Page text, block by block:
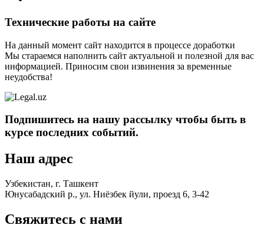
Технические работы на сайте
На данный момент сайт находится в процессе доработки
Мы стараемся наполнить сайт актуальной и полезной для вас
информацией. Приносим свои извинения за временные
неудобства!
Подпишитесь на нашу рассылку чтобы быть в
курсе последних событий.
Наш адрес
Узбекистан, г. Ташкент
Юнусабадский р., ул. Ниёзбек йули, проезд 6, 3-42
Свяжитесь с нами